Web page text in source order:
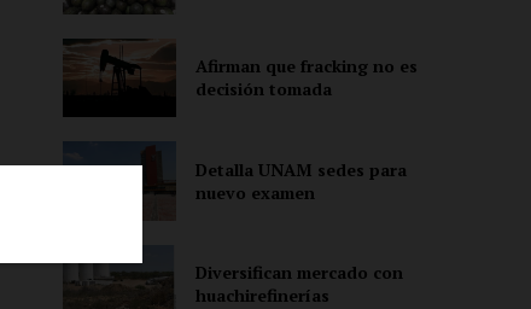
Afirman que fracking no es
decisión tomada
Detalla UNAM sedes para
nuevo examen
Diversifican mercado con
huachirefinerías